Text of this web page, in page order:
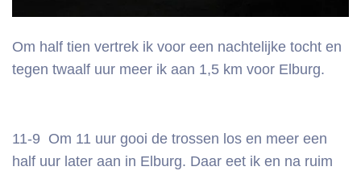
Om half tien vertrek ik voor een nachtelijke tocht en
tegen twaalf uur meer ik aan 1,5 km voor Elburg.
11-9 Om 11 uur gooi de trossen los en meer een
half uur later aan in Elburg. Daar eet ik en na ruim